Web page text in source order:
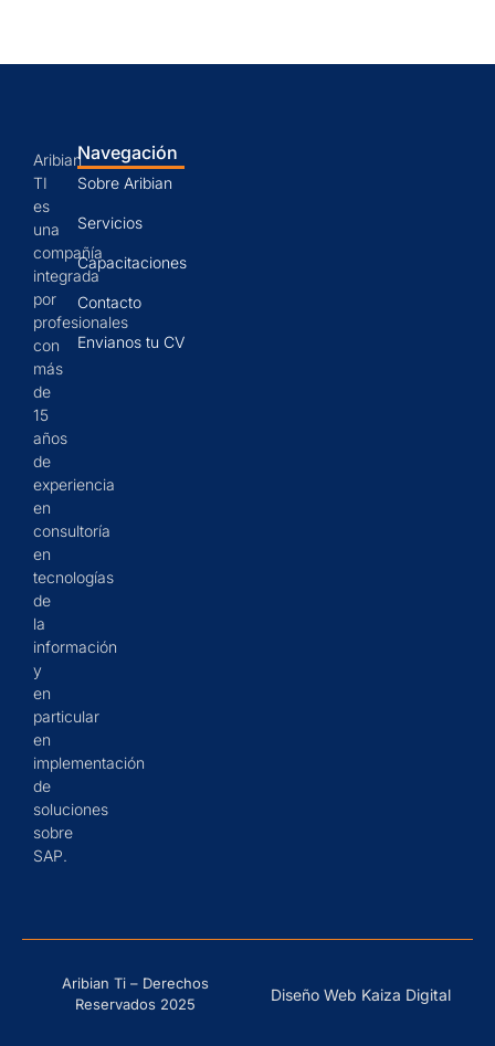
Aribian
TI
es
una
compañía
integrada
por
profesionales
con
más
de
15
años
de
experiencia
en
consultoría
en
tecnologías
de
la
información
y
en
particular
en
implementación
de
soluciones
sobre
SAP.
Navegación
Sobre Aribian
Servicios
Capacitaciones
Contacto
Envianos tu CV
Aribian Ti – Derechos
Reservados 2025
Diseño Web Kaiza Digital